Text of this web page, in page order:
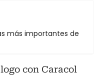
más importantes de
con Caracol